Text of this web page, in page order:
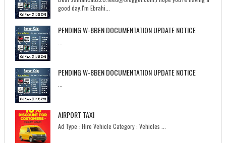
good day.I'm Ebrahi...
PENDING W-8BEN DOCUMENTATION UPDATE NOTICE
PENDING W-8BEN DOCUMENTATION UPDATE NOTICE
AIRPORT TAXI
Ad Type : Hire Vehicle Category : Vehicles ...